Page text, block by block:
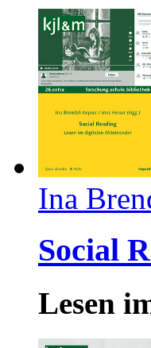
Ina
Social
Lesen